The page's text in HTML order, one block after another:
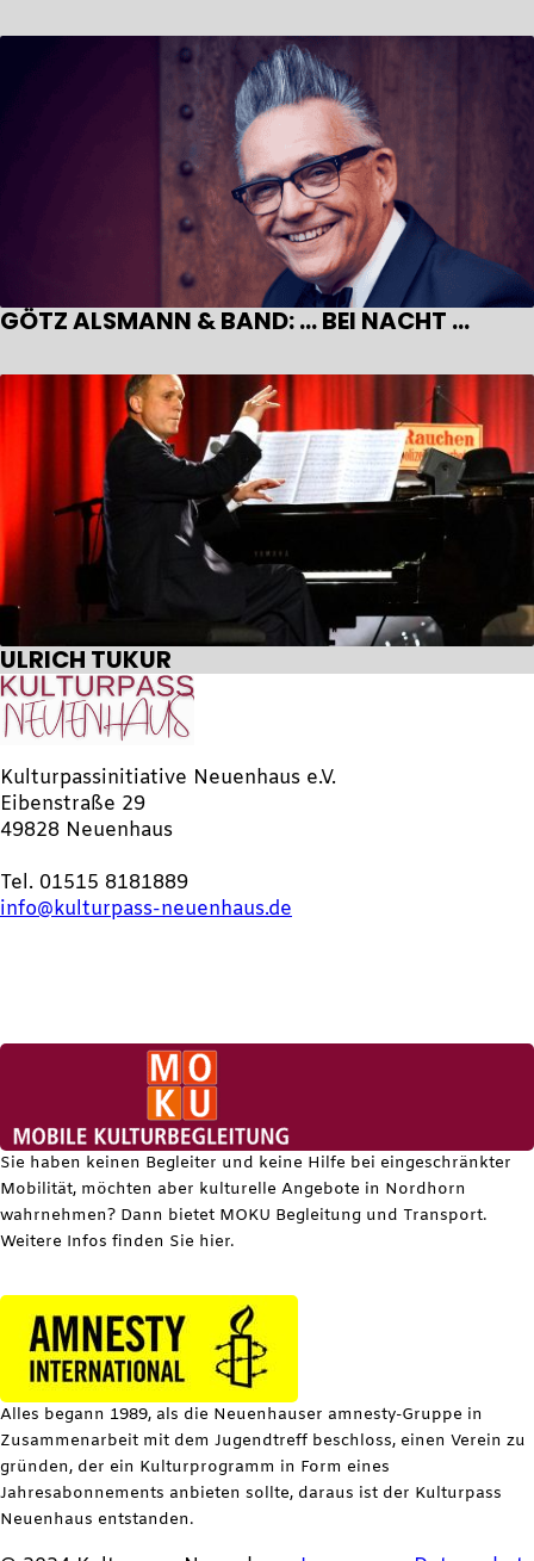
GÖTZ ALSMANN & BAND: … BEI NACHT …
ULRICH TUKUR
Kulturpassinitiative Neuenhaus e.V.
Eibenstraße 29
49828 Neuenhaus
Tel. 01515 8181889
info@kulturpass-neuenhaus.de
Sie haben keinen Begleiter und keine Hilfe bei eingeschränkter
Mobilität, möchten aber kulturelle Angebote in Nordhorn
wahrnehmen? Dann bietet MOKU Begleitung und Transport.
Weitere Infos finden Sie hier.
Alles begann 1989, als die Neuenhauser amnesty-Gruppe in
Zusammenarbeit mit dem Jugendtreff beschloss, einen Verein zu
gründen, der ein Kulturprogramm in Form eines
Jahresabonnements anbieten sollte, daraus ist der Kulturpass
Neuenhaus entstanden.